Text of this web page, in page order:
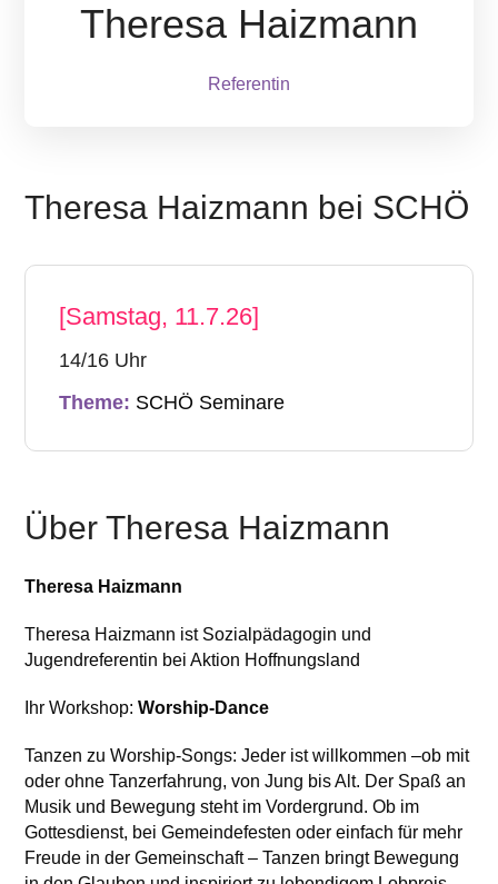
Theresa Haizmann
Referentin
Theresa Haizmann bei SCHÖ
[Samstag, 11.7.26]
14/16 Uhr
Theme: SCHÖ Seminare
Über Theresa Haizmann
Theresa Haizmann
Theresa Haizmann ist Sozialpädagogin und
Jugendreferentin bei Aktion Hoffnungsland
Ihr Workshop: Worship-Dance
Tanzen zu Worship-Songs: Jeder ist willkommen –ob mit
oder ohne Tanzerfahrung, von Jung bis Alt. Der Spaß an
Musik und Bewegung steht im Vordergrund. Ob im
Gottesdienst, bei Gemeindefesten oder einfach für mehr
Freude in der Gemeinschaft – Tanzen bringt Bewegung